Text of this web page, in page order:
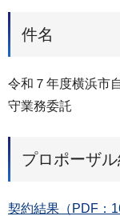
件名
令和７年度横浜市
守業務委託
プロポーザ
契約結果（PDF：